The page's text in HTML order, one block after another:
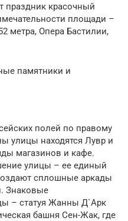
праздник красочный
площади –
метра, Опера Бастилии,
памятники и
полей по правому
улицы находятся Лувр и
магазинов и кафе.
улицы – ее единый
сплошные аркады
Знаковые
– статуя Жанны Д`Арк
башня Сен-Жак, где